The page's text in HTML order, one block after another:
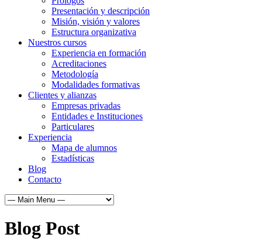
Presentación y descripción
Misión, visión y valores
Estructura organizativa
Nuestros cursos
Experiencia en formación
Acreditaciones
Metodología
Modalidades formativas
Clientes y alianzas
Empresas privadas
Entidades e Instituciones
Particulares
Experiencia
Mapa de alumnos
Estadísticas
Blog
Contacto
Blog Post